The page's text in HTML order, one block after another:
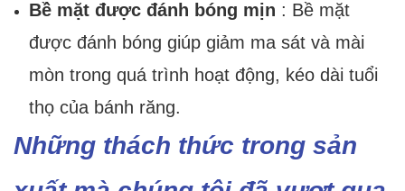
Bề mặt được đánh bóng mịn : Bề mặt
được đánh bóng giúp giảm ma sát và mài
mòn trong quá trình hoạt động, kéo dài tuổi
thọ của bánh răng.
Những thách thức trong sản